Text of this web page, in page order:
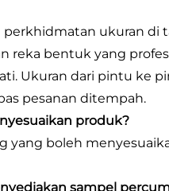
perkhidmatan ukuran
reka bentuk yang
Ukuran dari pintu ke
pesanan ditempah.
produk?
yang boleh
sampel